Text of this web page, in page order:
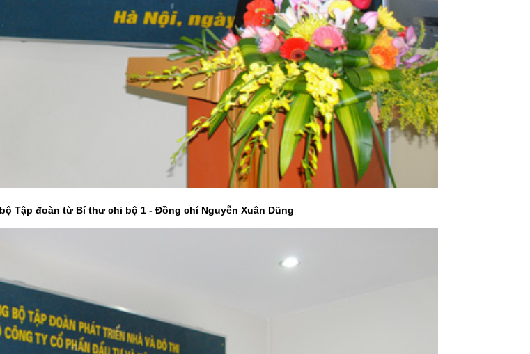
Tập đoàn từ Bí thư chi bộ 1 - Đồng chí Nguyễn Xuân Dũng